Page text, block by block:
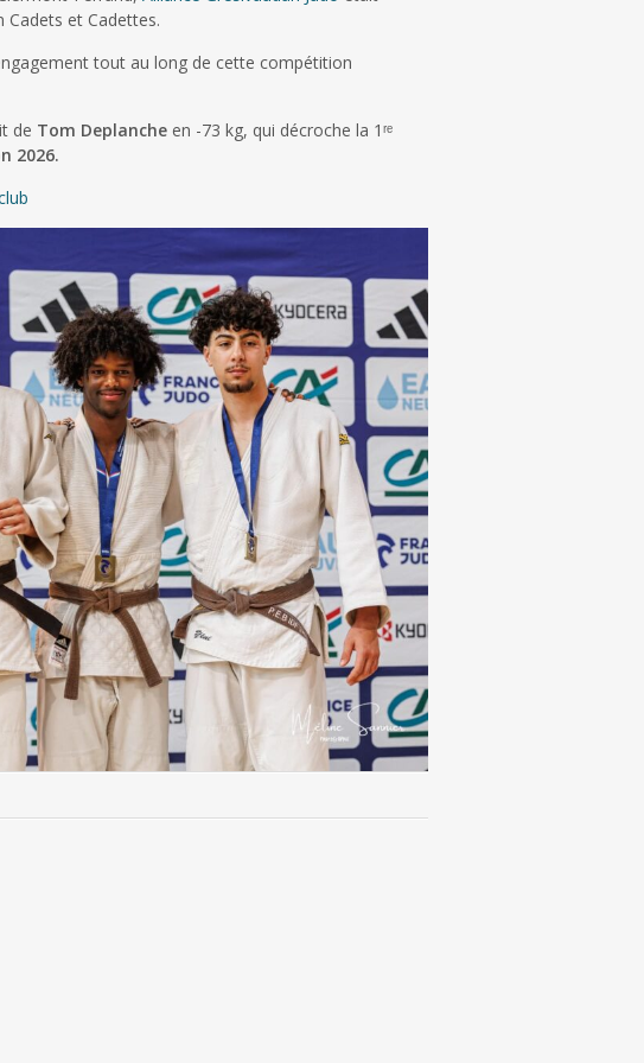
Cadets et Cadettes.
tout au long de cette compétition
de Tom Deplanche en -73 kg, qui décroche la 1ʳᵉ
2026.